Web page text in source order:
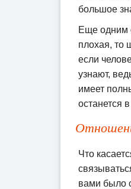
большое
Еще одним
плохая, то
если
узнают,
имеет
останется
Что
вами было